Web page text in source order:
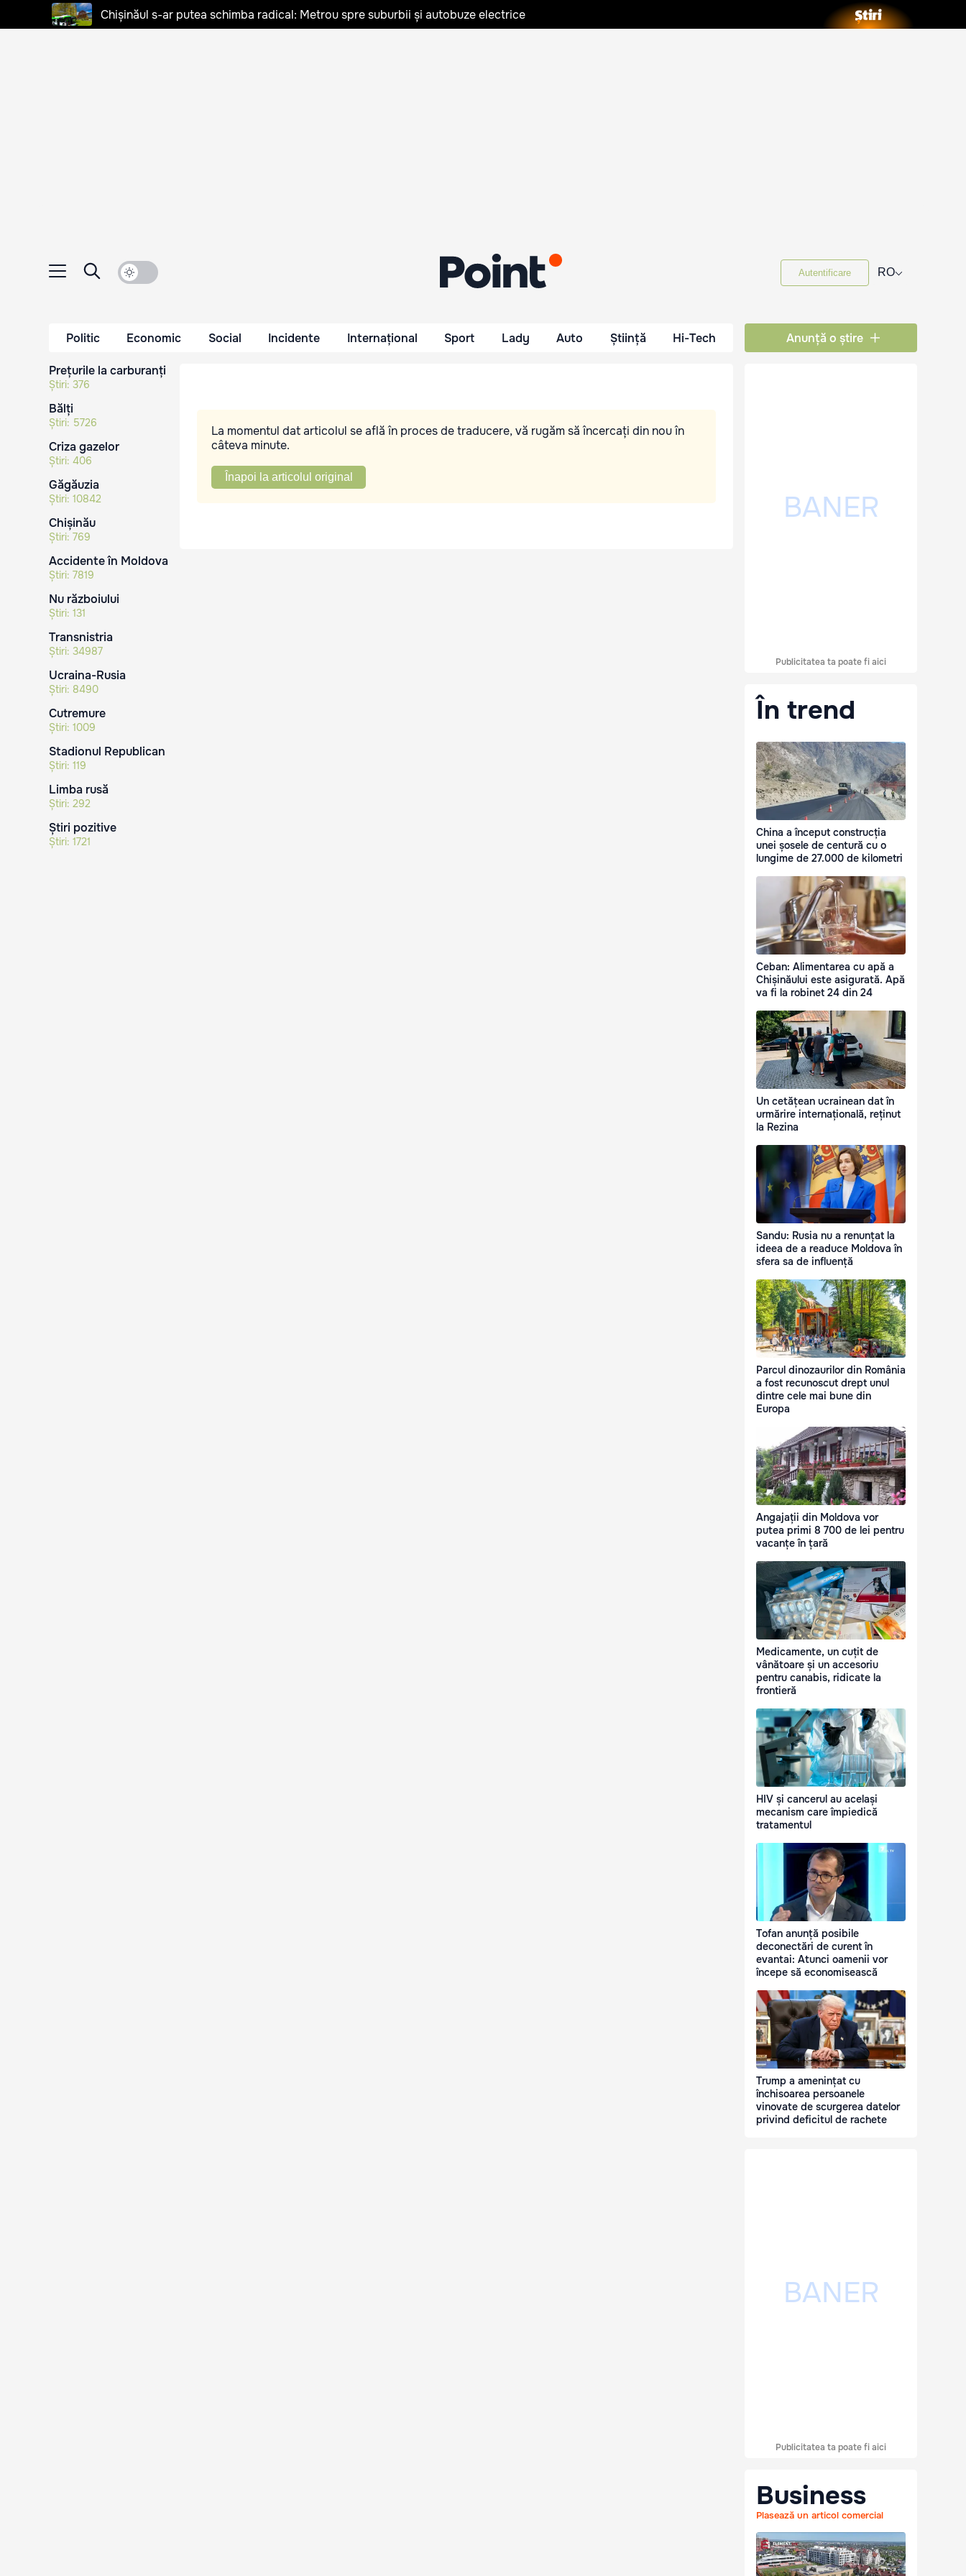
Chișinăul s-ar putea schimba radical: Metrou spre suburbii și autobuze electrice
Autentificare RO⌵
Politic Economic Social Incidente Internațional Sport Lady Auto Știință Hi-Tech Anunță o știre
Prețurile la carburanți
Știri: 376
Bălți
Știri: 5726
Criza gazelor
Știri: 406
Găgăuzia
Știri: 10842
Chișinău
Știri: 769
Accidente în Moldova
Știri: 7819
Nu războiului
Știri: 131
Transnistria
Știri: 34987
Ucraina-Rusia
Știri: 8490
Cutremure
Știri: 1009
Stadionul Republican
Știri: 119
Limba rusă
Știri: 292
Știri pozitive
Știri: 1721
La momentul dat articolul se află în proces de traducere, vă rugăm să încercați din nou în
câteva minute.
Înapoi la articolul original
Publicitatea ta poate fi aici
În trend
China a început construcția
unei șosele de centură cu o
lungime de 27.000 de kilometri
Ceban: Alimentarea cu apă a
Chișinăului este asigurată. Apă
va fi la robinet 24 din 24
Un cetățean ucrainean dat în
urmărire internațională, reținut
la Rezina
Sandu: Rusia nu a renunțat la
ideea de a readuce Moldova în
sfera sa de influență
Parcul dinozaurilor din România
a fost recunoscut drept unul
dintre cele mai bune din
Europa
Angajații din Moldova vor
putea primi 8 700 de lei pentru
vacanțe în țară
Medicamente, un cuțit de
vânătoare și un accesoriu
pentru canabis, ridicate la
frontieră
HIV și cancerul au același
mecanism care împiedică
tratamentul
Tofan anunță posibile
deconectări de curent în
evantai: Atunci oamenii vor
începe să economisească
Trump a amenințat cu
închisoarea persoanele
vinovate de scurgerea datelor
privind deficitul de rachete
Publicitatea ta poate fi aici
Business
Plasează un articol comercial